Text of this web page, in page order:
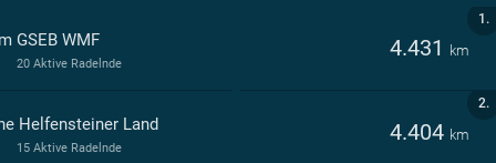
1.
GSEB WMF 4.431 km
20 Aktive Radelnde
2.
Helfensteiner Land 4.404 km
15 Aktive Radelnde